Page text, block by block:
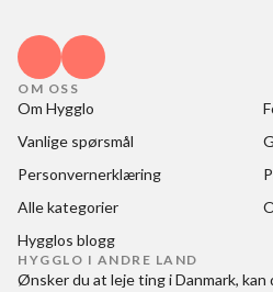
OM OSS
Om Hygglo
Vanlige spørsmål
Personvernerklæring
Alle kategorier
Hygglos blogg
HYGGLO I ANDRE LAND
Ønsker du at leje ting i Danmark, kan